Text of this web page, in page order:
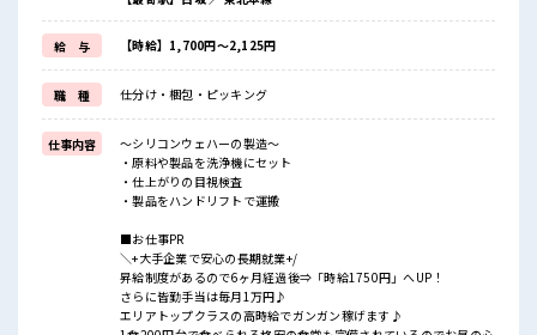
給 与 【時給】1,700円～2,125円
職 種 仕分け・梱包・ピッキング
仕事内容
～シリコンウェハーの製造～
・原料や製品を洗浄機にセット
・仕上がりの目視検査
・製品をハンドリフトで運搬
■お仕事PR
＼+大手企業で安心の長期就業+/
昇給制度があるので6ヶ月経過後⇒「時給1750円」へUP！
さらに皆勤手当は毎月1万円♪
エリアトップクラスの高時給でガンガン稼げます♪